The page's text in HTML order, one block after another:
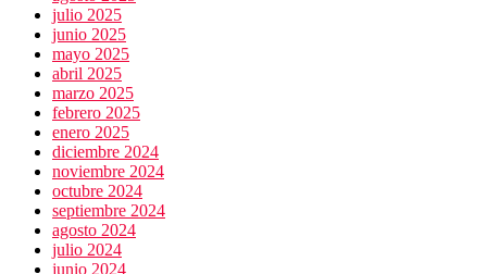
julio 2025
junio 2025
mayo 2025
abril 2025
marzo 2025
febrero 2025
enero 2025
diciembre 2024
noviembre 2024
octubre 2024
septiembre 2024
agosto 2024
julio 2024
junio 2024